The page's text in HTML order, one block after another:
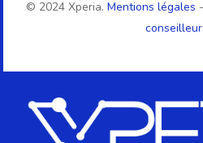
© 2024 Xperia. Mentions légales